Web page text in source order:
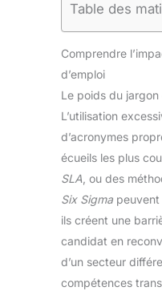
Table des
Comprendre
d’emploi
Le poids du
L’utilisation
d’acronymes
écueils les plus
SLA , ou des
Six Sigma peuvent
ils créent une
candidat en
d’un secteur
compétences